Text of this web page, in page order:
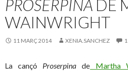
PROSERPINA DE
WAINWRIGHT
11 MARÇ 2014 XENIA.SANCHEZ
La cançó Proserpina de Martha